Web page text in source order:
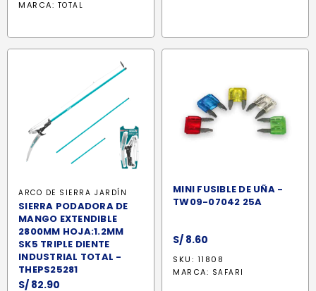
MARCA: TOTAL
ARCO DE SIERRA JARDÍN
SIERRA PODADORA DE
MANGO EXTENDIBLE
2800MM HOJA:1.2MM
SK5 TRIPLE DIENTE
INDUSTRIAL TOTAL -
THEPS25281
S/ 82.90
MINI FUSIBLE DE UÑA -
TW09-07042 25A
S/ 8.60
SKU: 11808
MARCA: SAFARI